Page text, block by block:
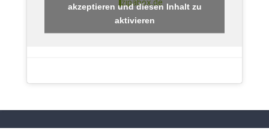
akzeptieren und diesen Inhalt zu
aktivieren